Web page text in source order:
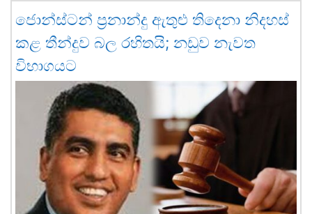
ජොන්ස්ටන් ප්‍රනාන්දු ඇතුළු තිදෙනා නිදහස්
කළ තීන්දුව බල රහිතයි; නඩුව නැවත
විභාගයට